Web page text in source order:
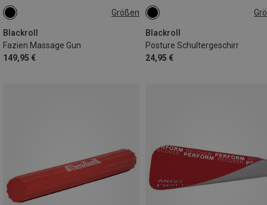
Größen
Blackroll
Fazien Massage Gun
149,95 €
ONE SIZE
Blackroll
Posture Schultergeschirr
24,95 €
S-L